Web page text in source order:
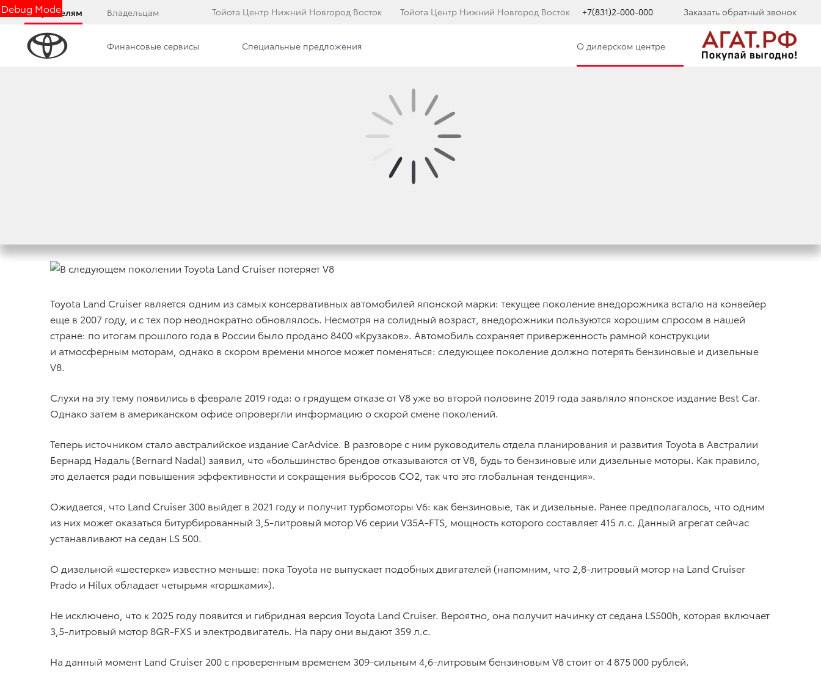
Debug Mode
Покупателям Владельцам Тойота Центр Нижний Новгород Восток Тойота Центр Нижний Новгород Восток +7(831)2-000-000 Заказать обратный звонок
Финансовые сервисы Специальные предложения О дилерском центре
В СЛЕДУЮЩЕМ ПОКОЛЕНИИ TOYOTA LAND CRUISER
Toyota Land Cruiser является одним из самых консервативных автомобилей японской марки: текущее поколение внедорожника встало на конвейер
еще в 2007 году, и с тех пор неоднократно обновлялось. Несмотря на солидный возраст, внедорожники пользуются хорошим спросом в нашей
стране: по итогам прошлого года в России было продано 8400 «Крузаков». Автомобиль сохраняет приверженность рамной конструкции
и атмосферным моторам, однако в скором времени многое может поменяться: следующее поколение должно потерять бензиновые и дизельные
V8.
Слухи на эту тему появились в феврале 2019 года: о грядущем отказе от V8 уже во второй половине 2019 года заявляло японское издание Best Car.
Однако затем в американском офисе опровергли информацию о скорой смене поколений.
Теперь источником стало австралийское издание CarAdvice. В разговоре с ним руководитель отдела планирования и развития Toyota в Австралии
Бернард Надаль (Bernard Nadal) заявил, что «большинство брендов отказываются от V8, будь то бензиновые или дизельные моторы. Как правило,
это делается ради повышения эффективности и сокращения выбросов CO2, так что это глобальная тенденция».
Ожидается, что Land Cruiser 300 выйдет в 2021 году и получит турбомоторы V6: как бензиновые, так и дизельные. Ранее предполагалось, что одним
из них может оказаться битурбированный 3,5-литровый мотор V6 серии V35A-FTS, мощность которого составляет 415 л.с. Данный агрегат сейчас
устанавливают на седан LS 500.
О дизельной «шестерке» известно меньше: пока Toyota не выпускает подобных двигателей (напомним, что 2,8-литровый мотор на Land Cruiser
Prado и Hilux обладает четырьмя «горшками»).
Не исключено, что к 2025 году появится и гибридная версия Toyota Land Cruiser. Вероятно, она получит начинку от седана LS500h, которая включает
3,5-литровый мотор 8GR-FXS и электродвигатель. На пару они выдают 359 л.с.
На данный момент Land Cruiser 200 с проверенным временем 309-сильным 4,6-литровым бензиновым V8 стоит от 4 875 000 рублей.